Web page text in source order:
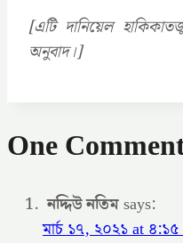
[এটি দানিয়েল
অনুবাদ।]
One
নদ্দিউ নতিমsays:
মার্চ ১৭, ২০২১ at